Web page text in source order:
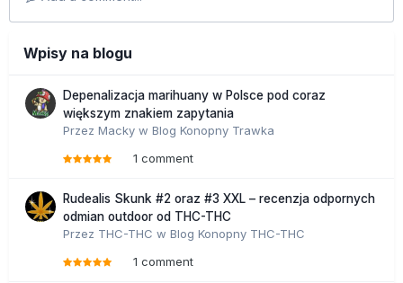
Wpisy na blogu
Depenalizacja marihuany w Polsce pod coraz
większym znakiem zapytania
Przez Macky w Blog Konopny Trawka
1 comment
Rudealis Skunk #2 oraz #3 XXL – recenzja odpornych
odmian outdoor od THC-THC
Przez THC-THC w Blog Konopny THC-THC
1 comment